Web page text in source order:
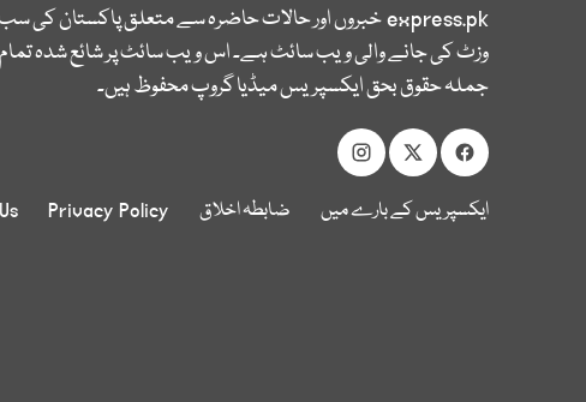
express.pkخبروں اور حالات حاضرہ سے متعلق پاکستان کی
وزٹ کی جانے والی ویب سائٹ ہے۔ اس ویب سائٹ پر شائع شدہ
جملہ حقوق بحق ایکسپریس میڈیا گروپ محفوظ ہیں۔
ایکسپریس کے بارے میں ضابطہ اخلاق Privacy Policy